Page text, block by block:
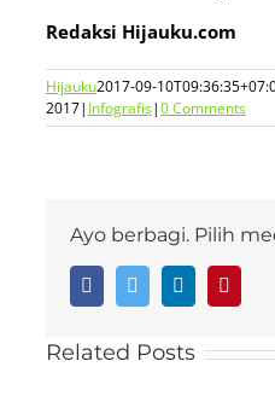
Redaksi Hijauku.com
Hijauku2017-09-
2017| Infografis|0 Comments
Ayo berbagi. Pilih
FacebookTwitter LinkedIn
Related Posts